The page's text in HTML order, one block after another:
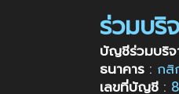
ร่วมบ
บัญชีร่วมบริจ
ธนาคาร : กสิ
เลขที่บัญชี :